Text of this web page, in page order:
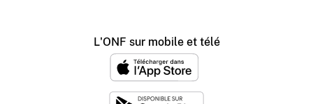
L'ONF sur mobile et télé